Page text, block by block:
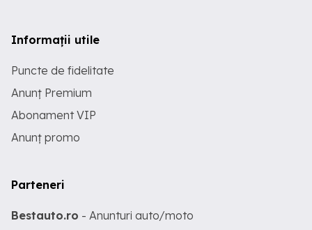
Informații utile
Puncte de fidelitate
Anunț Premium
Abonament VIP
Anunț promo
Parteneri
Bestauto.ro - Anunturi auto/moto